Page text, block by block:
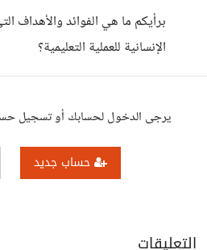
برأيكم ما هي الفوائد والأهداف
الإنسانية للعملية التعليمية؟
يرجى الدخول لحسابك أو تسجيل
حساب جديد
التعليقات